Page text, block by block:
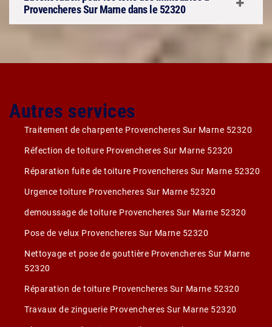
Provencheres Sur Marne dans le 52320
Autres services
Traitement de charpente Provencheres Sur Marne 52320
Réfection de toiture Provencheres Sur Marne 52320
Réparation fuite de toiture Provencheres Sur Marne 52320
Urgence toiture Provencheres Sur Marne 52320
demoussage de toiture Provencheres Sur Marne 52320
Pose de velux Provencheres Sur Marne 52320
Nettoyage et pose de gouttière Provencheres Sur Marne
52320
Réparation de toiture Provencheres Sur Marne 52320
Travaux de zinguerie Provencheres Sur Marne 52320